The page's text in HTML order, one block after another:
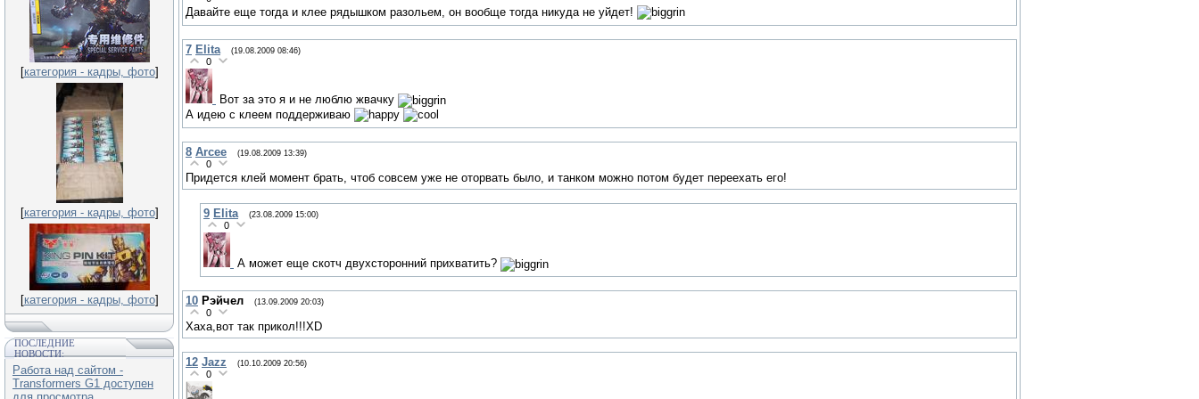
[категория - кадры, фото]
[категория - кадры, фото]
[категория - кадры, фото]
ПОСЛЕДНИЕ
НОВОСТИ:
Работа над сайтом -
Transformers G1 доступен
Давайте еще тогда и клее рядышком разольем, он вообще тогда никуда не уйдет!
7 Elita (19.08.2009 08:46)
0
Вот за это я и не люблю жвачку
А идею с клеем поддерживаю
8 Arcee (19.08.2009 13:39)
0
Придется клей момент брать, чтоб совсем уже не оторвать было, и танком можно потом будет переехать его!
9 Elita (23.08.2009 15:00)
0
А может еще скотч двухсторонний прихватить?
10 Рэйчел (13.09.2009 20:03)
0
Хаха,вот так прикол!!!XD
12 Jazz (10.10.2009 20:56)
0